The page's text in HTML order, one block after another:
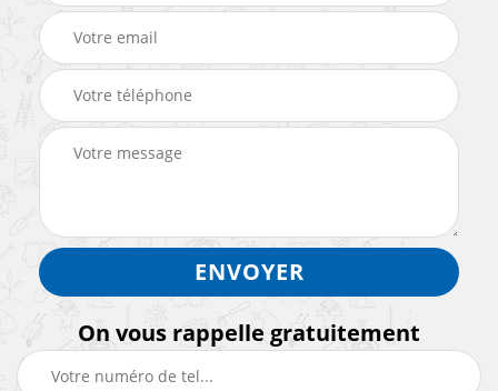
On vous rappelle gratuitement